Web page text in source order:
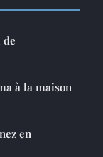
de
à la maison
en